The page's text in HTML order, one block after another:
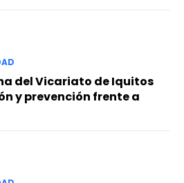
del Vicariato de Iquitos
y prevención frente a